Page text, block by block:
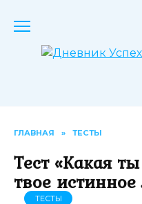
ГЛАВНАЯ » ТЕСТЫ
Тест «Какая
твое
ТЕСТЫ